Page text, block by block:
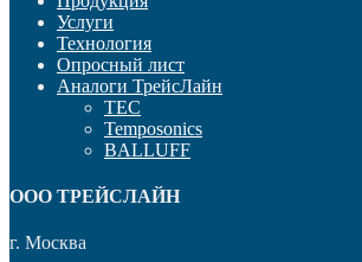
Услуги
Технология
Опросный лист
Аналоги ТрейсЛайн
TEC
Temposonics
BALLUFF
OOO ТРЕЙСЛАЙН
г. Москва